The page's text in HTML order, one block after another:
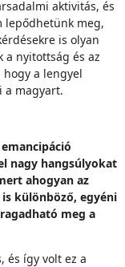
aktivitás, és
lepődhetünk meg,
is olyan
a nyitottság és az
a lengyel
a magyart.
nagy hangsúlyokat
ahogyan az
különböző, egyéni
meg a
és így volt ez a